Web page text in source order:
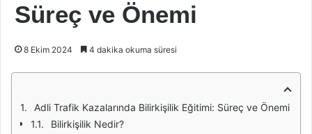
Süreç ve Önemi
8 Ekim 2024 4 dakika okuma süresi
Adli Trafik Kazalarında Bilirkişilik Eğitimi: Süreç ve Önemi
Bilirkişilik Nedir?